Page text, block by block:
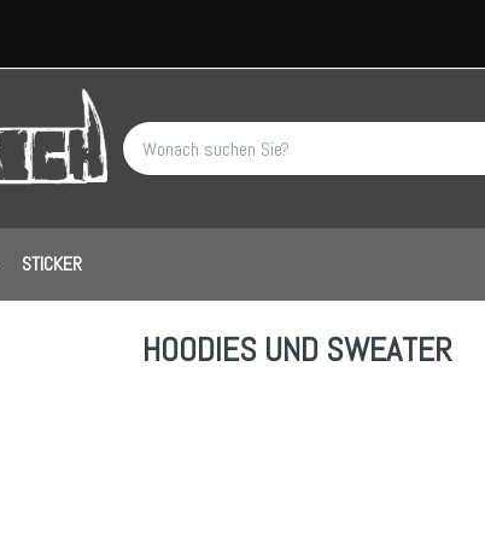
STICKER
HOODIES UND SWEATER